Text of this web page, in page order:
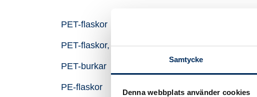
Samtycke
Denna webbplats använder cookies
PET-flaskor
PET-flaskor, återvunnen plast
PET-burkar
PE-flaskor
Produkt kod
Volym